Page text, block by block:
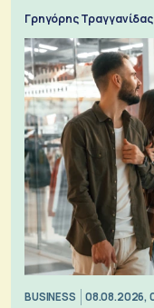
Γρηγόρης Τραγγανίδας
BUSINESS 08.08.2026,